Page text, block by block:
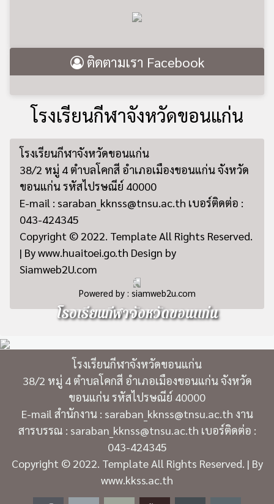
ติดตามเรา Facebook
โรงเรียนกีฬาจังหวัดขอนแก่น
โรงเรียนกีฬาจังหวัดขอนแก่น
38/2 หมู่ 4 ตำบลโคกสี อำเภอเมืองขอนแก่น จังหวัด
ขอนแก่น รหัสไปรษณีย์ 40000
E-mail : saraban_kknss@tnsu.ac.th เบอร์ติดต่อ :
043-424345
Copyright © 2022. Template All Rights Reserved.
| By www.huaitoei.go.th Design by
Siamweb2U.com
Powered by : siamweb2u.com
โรงเรียนกีฬาจังหวัดขอนแก่น
โรงเรียนกีฬาจังหวัดขอนแก่น
38/2 หมู่ 4 ตำบลโคกสี อำเภอเมืองขอนแก่น จังหวัด
ขอนแก่น รหัสไปรษณีย์ 40000
E-mail สำนักงาน : saraban_kknss@tnsu.ac.th งาน
สารบรรณ : saraban_kknss@tnsu.ac.th เบอร์ติดต่อ :
043-424345
Copyright © 2022. Template All Rights Reserved. | By
www.kkss.ac.th